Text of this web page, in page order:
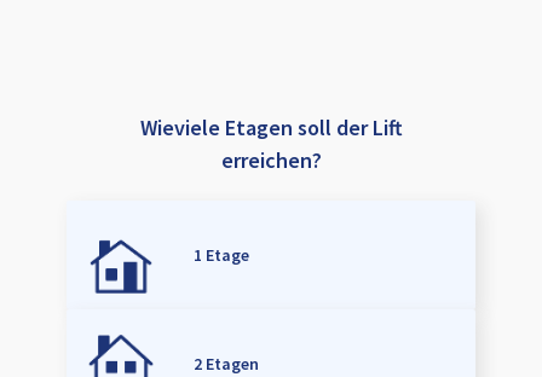
Wieviele Etagen soll der Lift
erreichen?
1 Etage
2 Etagen